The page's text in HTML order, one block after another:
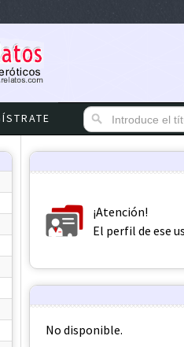
¡Atención!
El perfil de ese
No disponible.